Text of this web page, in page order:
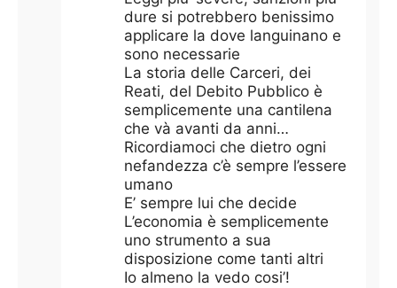
dure si potrebbero benissimo
applicare la dove languinano e
sono necessarie
La storia delle Carceri, dei
Reati, del Debito Pubblico è
semplicemente una cantilena
che và avanti da anni…
Ricordiamoci che dietro ogni
nefandezza c’è sempre l’essere
umano
E’ sempre lui che decide
L’economia è semplicemente
uno strumento a sua
disposizione come tanti altri
Io almeno la vedo cosi’!